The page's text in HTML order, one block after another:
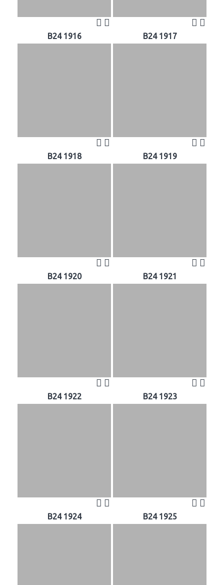
B24 1916 B24 1917
B24 1918 B24 1919
B24 1920 B24 1921
B24 1922 B24 1923
B24 1924 B24 1925